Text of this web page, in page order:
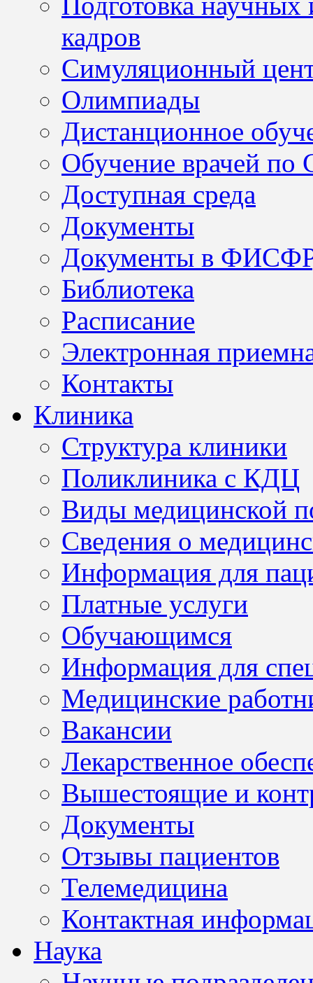
кадров
Симуляционный
Олимпиады
Дистанционное
Обучение врачей по
Доступная среда
Документы
Документы в
Библиотека
Расписание
Электронная
Контакты
Клиника
Структура клиники
Поликлиника с КДЦ
Виды медицинской
Сведения о
Информация для
Платные услуги
Обучающимся
Информация для
Медицинские
Вакансии
Лекарственное
Вышестоящие и
Документы
Отзывы пациентов
Телемедицина
Контактная
Наука